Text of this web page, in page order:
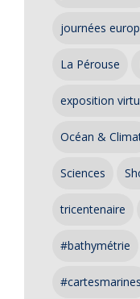
journées
La Pérouse
exposition
Océan &
Sciences
tricentenaire
#bathymétrie
#cartesmarines